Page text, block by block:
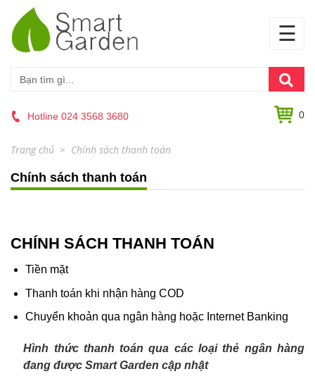
Hotline 024 3568 3680 0
☰
Trang chủ Chính sách thanh toán
Chính sách thanh toán
CHÍNH SÁCH THANH TOÁN
Tiền mặt
Thanh toán khi nhận hàng COD
Chuyển khoản qua ngân hàng hoặc Internet Banking
Hình thức thanh toán qua các loại thẻ ngân hàng
đang được Smart Garden cập nhật